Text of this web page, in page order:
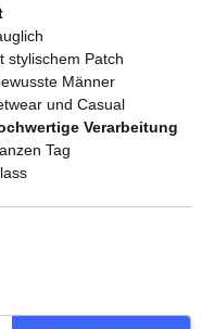
stylischem Patch
Männer
und Casual
Verarbeitung
Tag